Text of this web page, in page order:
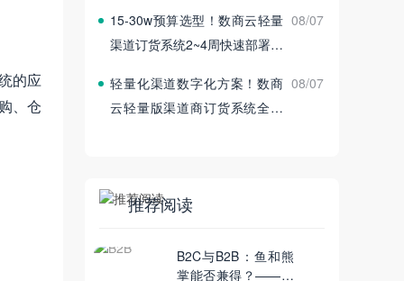
的应
、仓
15‑30w预算选型！数商云轻量
渠道订货系统2~4周快速部署上
08/07
轻量化渠道数字化方案！数商
云轻量版渠道商订货系统全新
08/07
推荐阅读
B2C与B2B：鱼和熊
掌能否兼得？——电